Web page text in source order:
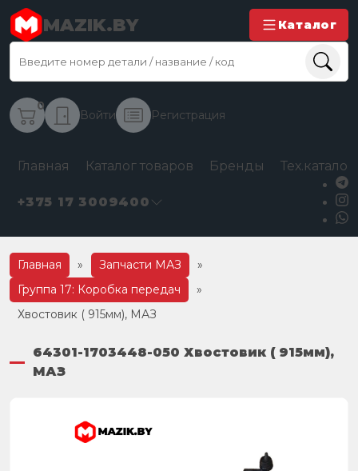
MAZIK.BY Каталог
0
Войти Регистрация
Главная Каталог товаров Бренды
+375 17 3009400
Главная » Запчасти МАЗ
»
Группа 17: Коробка передач
»
Хвостовик ( 915мм), МАЗ
64301-1703448-050 Хвостовик ( 915мм),
МАЗ